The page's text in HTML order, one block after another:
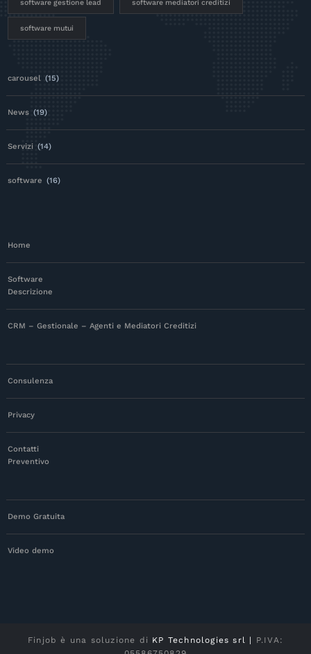
software gestione lead software mediatori creditizi
software mutui
carousel (15)
News (19)
Servizi (14)
software (16)
Home
Software
Descrizione
CRM – Gestionale – Agenti e Mediatori Creditizi
Consulenza
Privacy
Contatti
Preventivo
Demo Gratuita
Video demo
Finjob è una soluzione di KP Technologies srl |
P.IVA: